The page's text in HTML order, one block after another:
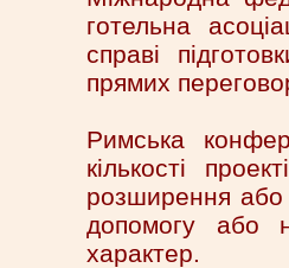
готельна
справі
прямих
Римська
кількості
розширення
допомогу або
характер.